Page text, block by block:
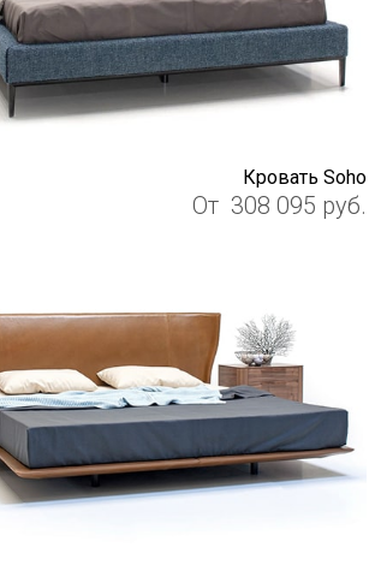
Кровать Soho
От 308 095 руб.